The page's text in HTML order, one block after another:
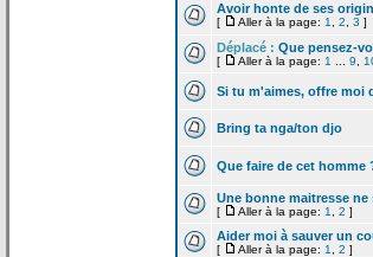
Avoir honte de ses
[ Aller à la page: 1 2 3 ]
Déplacé : Que pensez-
[ Aller à la page: 1 9
Si tu m'aimes, offre moi
Bring ta nga/ton djo
Que faire de cet homme
Une bonne maitresse ne
[ Aller à la page: 1 2 ]
Aider moi à sauver un
[ Aller à la page: 1 2 ]